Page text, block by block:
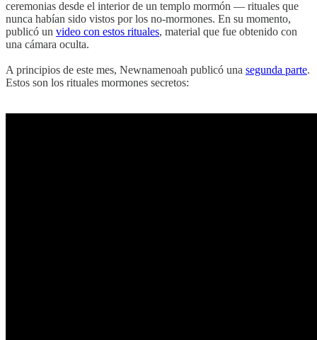
ceremonias desde el interior de un templo mormón — rituales que
nunca habían sido vistos por los no-mormones. En su momento,
publicó un video con estos rituales, material que fue obtenido con
una cámara oculta.
A principios de este mes, Newnamenoah publicó una segunda parte.
Estos son los rituales mormones secretos: